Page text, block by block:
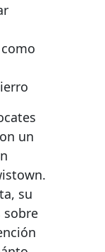
un
su
sobre